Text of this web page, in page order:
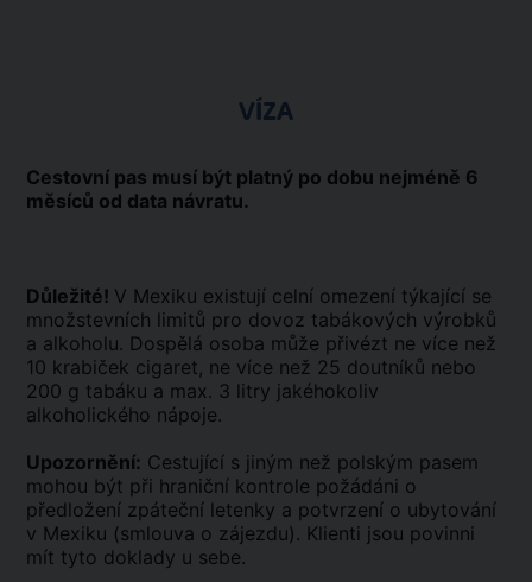
VÍZA
Cestovní pas musí být platný po dobu nejméně 6
měsíců od data návratu.
Důležité! V Mexiku existují celní omezení týkající se
množstevních limitů pro dovoz tabákových výrobků
a alkoholu. Dospělá osoba může přivézt ne více než
10 krabiček cigaret, ne více než 25 doutníků nebo
200 g tabáku a max. 3 litry jakéhokoliv
alkoholického nápoje.
Upozornění: Cestující s jiným než polským pasem
mohou být při hraniční kontrole požádáni o
předložení zpáteční letenky a potvrzení o ubytování
v Mexiku (smlouva o zájezdu). Klienti jsou povinni
mít tyto doklady u sebe.